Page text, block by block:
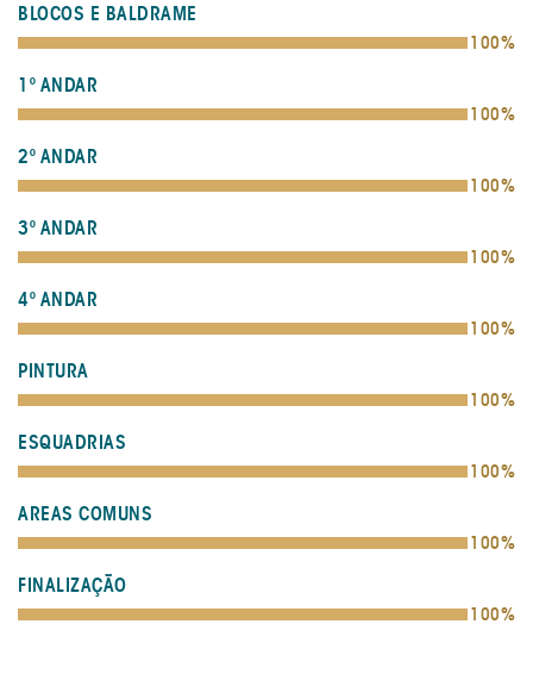
BLOCOS E BALDRAME
100%
1º ANDAR
100%
2º ANDAR
100%
3º ANDAR
100%
4º ANDAR
100%
PINTURA
100%
ESQUADRIAS
100%
AREAS COMUNS
100%
FINALIZAÇÃO
100%